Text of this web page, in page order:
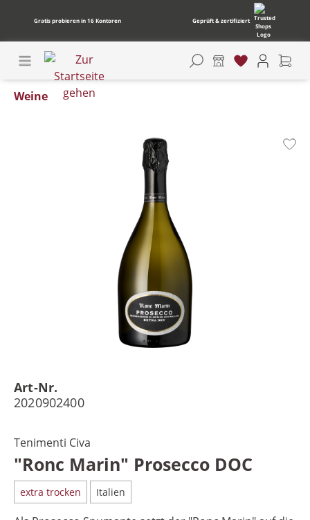
Gratis probieren in 16 Kontoren Geprüft & zertifiziert
Weine
Art-Nr.
2020902400
Tenimenti Civa
"Ronc Marin" Prosecco DOC
extra trocken Italien